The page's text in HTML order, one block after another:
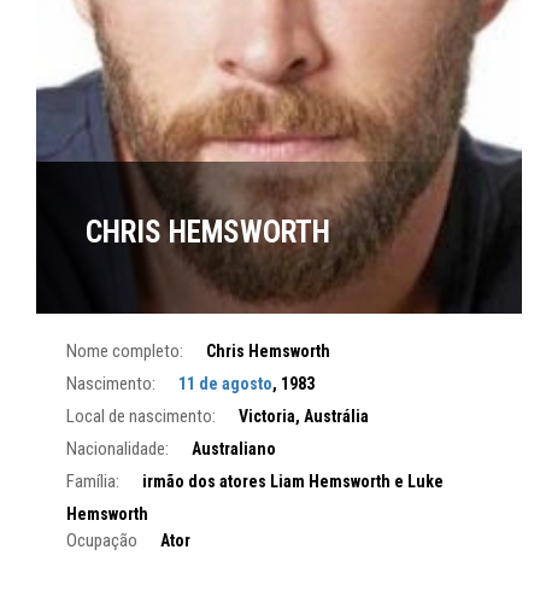
CHRIS HEMSWORTH
Nome completo: Chris Hemsworth
Nascimento: 11 de agosto, 1983
Local de nascimento: Victoria, Austrália
Nacionalidade: Australiano
Família:
irmão dos atores Liam Hemsworth e Luke
Hemsworth
Ocupação Ator